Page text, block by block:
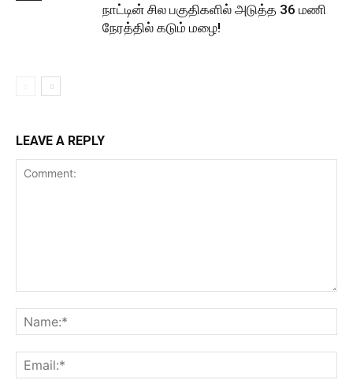
நாட்டின் சில பகுதிகளில் அடுத்த 36 மணி
நேரத்தில் கடும் மழை!
LEAVE A REPLY